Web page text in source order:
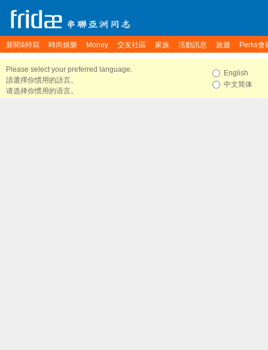
新聞&特寫 時尚娛樂 Money 交友社區 家族 活動訊息 旅遊 Perks會
Please select your preferred language.
請選擇你慣用的語言。
请选择你惯用的语言。
English
中文简体